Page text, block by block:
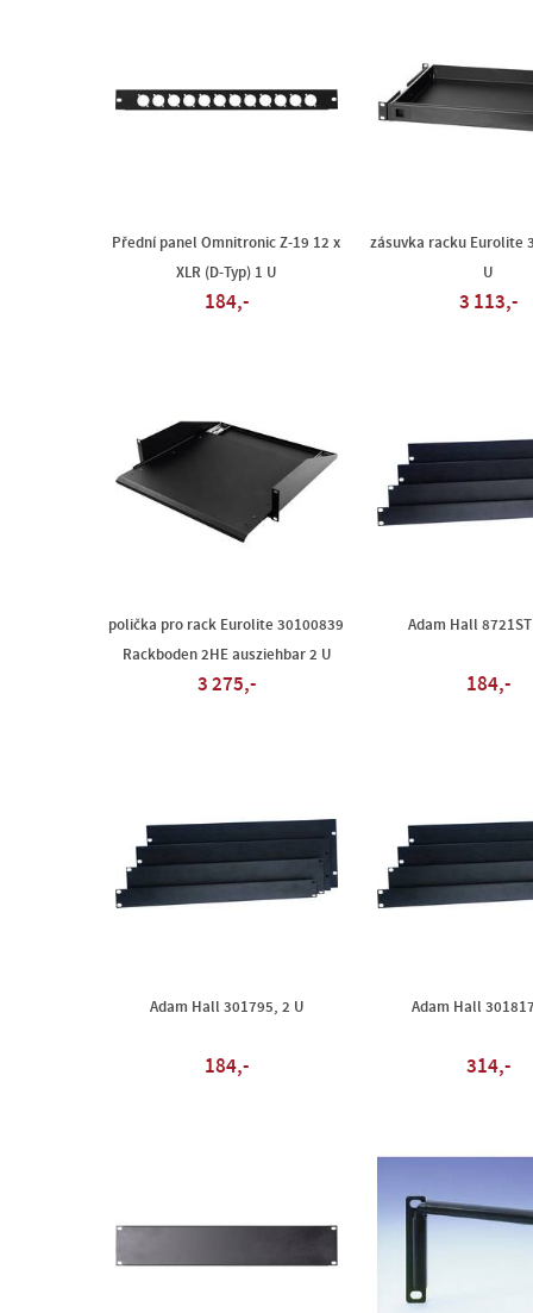
Přední panel Omnitronic Z-19 12 x
XLR (D-Typ) 1 U
184,-
zásuvka racku Eurolite
U
3 113,-
polička pro rack Eurolite 30100839
Rackboden 2HE ausziehbar 2 U
3 275,-
Adam Hall
184,-
Adam Hall 301795, 2 U
184,-
Adam Hall
314,-